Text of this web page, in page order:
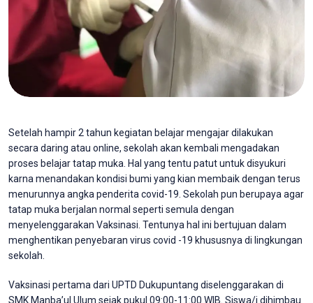
Setelah hampir 2 tahun kegiatan belajar mengajar dilakukan
secara daring atau online, sekolah akan kembali mengadakan
proses belajar tatap muka. Hal yang tentu patut untuk disyukuri
karna menandakan kondisi bumi yang kian membaik dengan terus
menurunnya angka penderita covid-19. Sekolah pun berupaya agar
tatap muka berjalan normal seperti semula dengan
menyelenggarakan Vaksinasi. Tentunya hal ini bertujuan dalam
menghentikan penyebaran virus covid -19 khususnya di lingkungan
sekolah.
Vaksinasi pertama dari UPTD Dukupuntang diselenggarakan di
SMK Manba’ul Ulum sejak pukul 09:00-11:00 WIB. Siswa/i dihimbau